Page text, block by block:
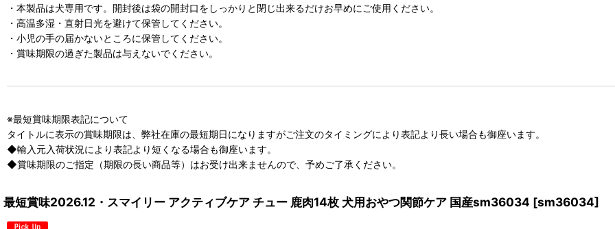
・本製品は犬専用です。開封後は袋の開封口をしっかりと閉じ出来るだけお早めにご使用ください。
・高温多湿・直射日光を避けて保管してください。
・小児の手の届かないところに保管してください。
・賞味期限の過ぎた製品は与えないでください。
※最短賞味期限表記について
タイトルに表示の賞味期限は、弊社在庫の最短期日になりますがご注文のタイミングにより表記より長い場合も御座います。
◆輸入元入荷状況により表記より短くなる場合も御座います。
◆賞味期限のご指定（期限の長い商品等）はお受け出来ませんので、予めご了承ください。
最短賞味2026.12・スマイリー アクティブケア チュー 鹿肉14枚 犬用おやつ関節ケア 国産sm36034 [sm36034]